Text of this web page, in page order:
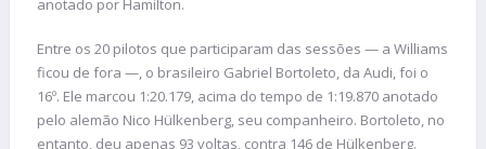
anotado por Hamilton.
Entre os 20 pilotos que participaram das sessões — a Williams
ficou de fora —, o brasileiro Gabriel Bortoleto, da Audi, foi o
16º. Ele marcou 1:20.179, acima do tempo de 1:19.870 anotado
pelo alemão Nico Hülkenberg, seu companheiro. Bortoleto, no
entanto, deu apenas 93 voltas, contra 146 de Hülkenberg.